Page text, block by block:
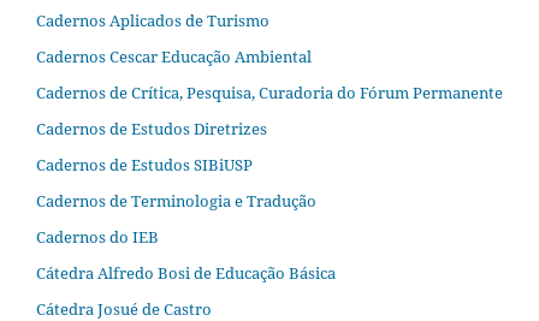
Cadernos Aplicados de Turismo
Cadernos Cescar Educação Ambiental
Cadernos de Crítica, Pesquisa, Curadoria do Fórum Permanente
Cadernos de Estudos Diretrizes
Cadernos de Estudos SIBiUSP
Cadernos de Terminologia e Tradução
Cadernos do IEB
Cátedra Alfredo Bosi de Educação Básica
Cátedra Josué de Castro